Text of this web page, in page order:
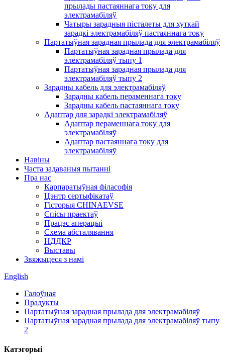
прылады пастаяннага току для
электрамабіляў
Чатыры зарадныя пісталеты для хуткай
зарадкі электрамабіляў пастаяннага току
Партатыўная зарадная прылада для электрамабіляў
Партатыўная зарадная прылада для
электрамабіляў тыпу 1
Партатыўная зарадная прылада для
электрамабіляў тыпу 2
Зарадны кабель для электрамабіляў
Зарадны кабель пераменнага току
Зарадны кабель пастаяннага току
Адаптар для зарадкі электрамабіляў
Адаптар пераменнага току для
электрамабіляў
Адаптар пастаяннага току для
электрамабіляў
Навіны
Часта задаваныя пытанні
Пра нас
Карпаратыўная філасофія
Цэнтр сертыфікатаў
Гісторыя CHINAEVSE
Спісы праектаў
Працэс аперацыі
Схема абсталявання
НДДКР
Выставы
Звяжыцеся з намі
English
Галоўная
Прадукты
Партатыўная зарадная прылада для электрамабіляў
Партатыўная зарадная прылада для электрамабіляў тыпу
2
Катэгорыі